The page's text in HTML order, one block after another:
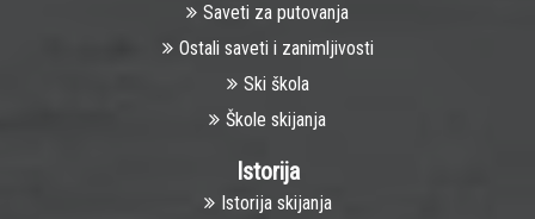
Saveti za putovanja
Ostali saveti i zanimljivosti
Ski škola
Škole skijanja
Istorija
Istorija skijanja